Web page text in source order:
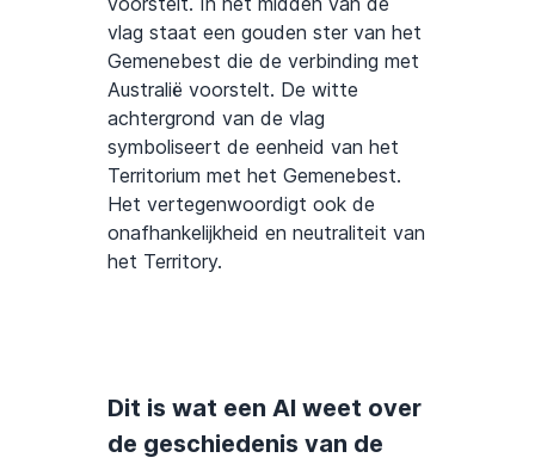
vlag staat een gouden ster van het
Gemenebest die de verbinding met
Australië voorstelt. De witte
achtergrond van de vlag
symboliseert de eenheid van het
Territorium met het Gemenebest.
Het vertegenwoordigt ook de
onafhankelijkheid en neutraliteit van
het Territory.
Dit is wat een AI weet over
de geschiedenis van de